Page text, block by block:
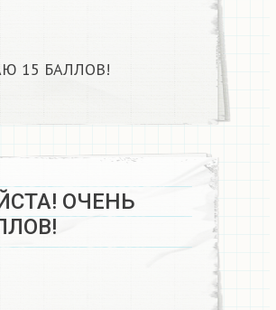
15 БАЛЛОВ!
ОЧЕНЬ